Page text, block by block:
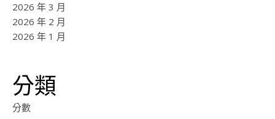
2026 年 3 月
2026 年 2 月
2026 年 1 月
分類
分數